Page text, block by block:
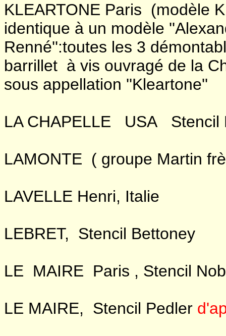
KLEARTONE Paris (modèle
identique à un modèle
Renné'':toutes les 3
barrillet à vis ouvragé de la
sous appellation ''Kleartone''
LA CHAPELLE USA Stencil
LAMONTE ( groupe Martin
LAVELLE Henri, Italie
LEBRET, Stencil Bettoney
LE MAIRE Paris , Stencil
LE MAIRE, Stencil Pedler